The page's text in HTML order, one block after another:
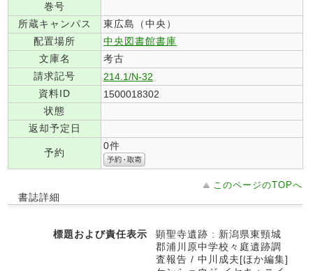
巻号
所蔵キャンパス
東広島（中央）
配置場所
中央図書館書庫
文庫名
考古
請求記号
214.1/N-32
資料ID
1500018302
状態
返却予定日
予約
0件
このページのTOPへ
書誌詳細
標題および責任表示
顕聖寺遺跡 : 新潟県東頸城
郡浦川原中学校々庭遺跡調
査報告 / 中川成夫[ほか編集]